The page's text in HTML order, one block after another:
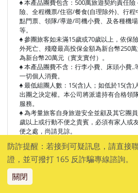
♠ 本產品團費包含：500萬旅遊契約責任
險、全程機票/住宿/餐食(自理除外)、行程
點門票、領隊/導遊/司機小費、及各種機
等。
♠ 參團旅客如未滿15歲或70歲以上，依保
外死亡、殘廢最高投保金額為新台幣250
為新台幣20萬元（實支實付）。
♠ 本產品團費不含：行李小費、床頭小費..
一切個人消費。
♠ 最低組團人數：15(含)人；如低於15(含)
出團之決定權。本公司將派遣持有合格領
服務。
♠ 為考量旅客自身旅遊安全並顧及其它團
歲以上或行動不便之貴賓，必須有家人或
便之處，尚請見諒。
♠ 團費報價以雙人房(2人一室)為主，歡迎
名，須負擔全程單人房差額；若有調整機
排同團同性團友共用一室同房，則免收單
則須負擔單人房差額，敬請知悉。
♠ 單人房加價係指「單人指定入住一間單人
防詐提醒：若接到可疑訊息，請直接
證，並可撥打 165 反詐騙專線諮詢。
關閉